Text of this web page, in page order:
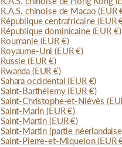
R.A.S. chinoise de Macao(EUR
République centrafricaine(EUR
République dominicaine (EUR €)
Roumanie (EUR €)
Royaume-Uni(EUR €)
Russie (EUR €)
Rwanda (EUR €)
Sahara occidental(EUR €)
Saint-Barthélemy(EUR €)
Saint-Christophe-et-Niévès
Saint-Marin(EUR €)
Saint-Martin(EUR €)
Saint-Martin (partie
Saint-Pierre-et-Miquelon(EUR